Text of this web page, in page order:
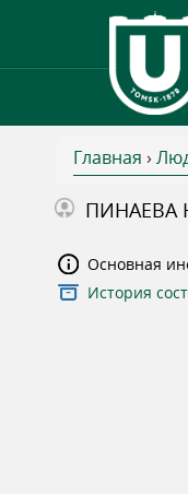
В
ы
з
Главная ›
ПИНАЕВА
Основная
История